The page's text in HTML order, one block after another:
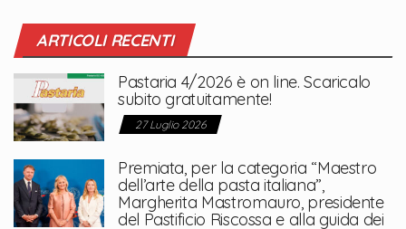
ARTICOLI RECENTI
Pastaria 4/2026 è on line. Scaricalo
subito gratuitamente!
27 Luglio 2026
Premiata, per la categoria “Maestro
dell’arte della pasta italiana”,
Margherita Mastromauro, presidente
del Pastificio Riscossa e alla guida dei